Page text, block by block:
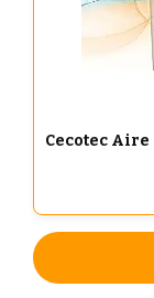
Cecotec